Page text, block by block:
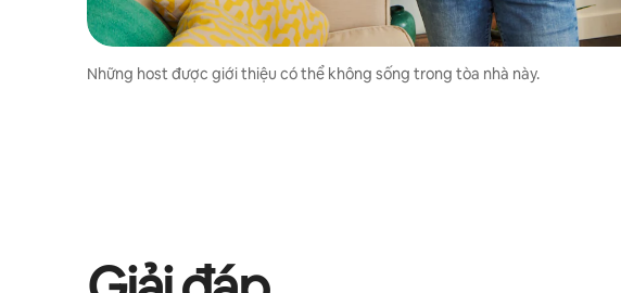
Những host được giới thiệu có thể không sống trong tòa nhà này.